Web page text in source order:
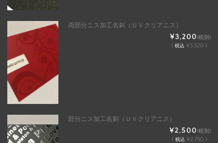
両部分ニス加工名刺（ＵＶクリアニス）
¥3,200(税別)
( 税込 ¥3,520 )
部分ニス加工名刺（ＵＶクリアニス）
¥2,500(税別)
( 税込 ¥2,750 )